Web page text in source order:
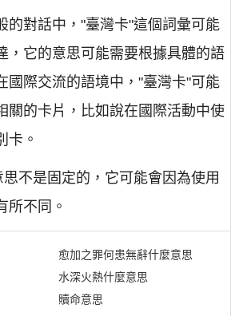
的對話中，"臺灣卡"這個詞彙可能
，它的意思可能需要根據具體的語
國際交流的語境中，"臺灣卡"可能
關的卡片，比如說在國際活動中使
卡。
不是固定的，它可能會因為使用
所不同。
愈加之罪何患無辭什麼意思
水深火熱什麼意思
贖命意思